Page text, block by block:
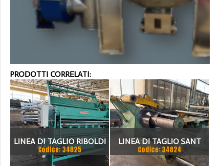
PRODOTTI CORRELATI:
LINEA DI TAGLIO RIBOLDI
1500 X 2MM
Codice: 34825
LINEA DI TAGLIO SANT
1500 X 3 MM
Codice: 34824